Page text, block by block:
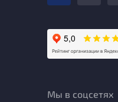
Мы в соцсетях